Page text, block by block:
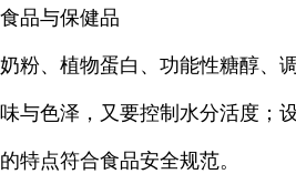
食品与保健品
奶粉、植物蛋白、功能性糖醇、
味与色泽，又要控制水分活度；
的特点符合食品安全规范。